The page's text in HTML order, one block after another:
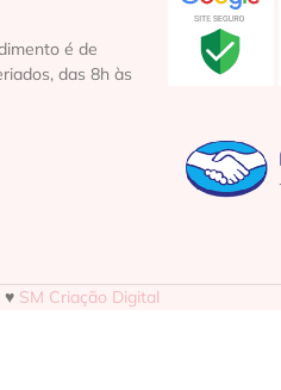
é de
das 8h às
♥ SM Criação Digital